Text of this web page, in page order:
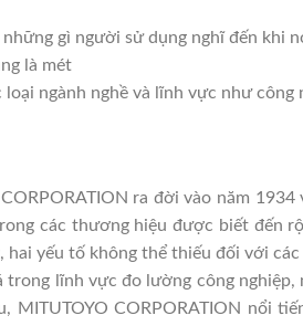
gì người sử dụng nghĩ đến khi
là mét
ngành nghề và lĩnh vực như
ra đời vào năm
các thương hiệu được biết đến
hai yếu tố không thể thiếu đối với
trong lĩnh vực đo lường công
MITUTOYO CORPORATION nổi